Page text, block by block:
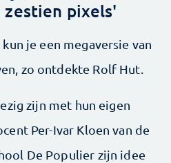
zestien pixels'
je een megaversie van
zo ontdekte Rolf Hut.
zijn met hun eigen
Per-Ivar Kloen van de
De Populier zijn idee